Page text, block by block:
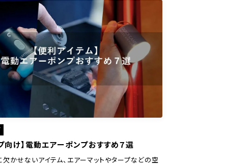
向け】電動エアーポンプおすすめ７選
欠かせないアイテム、エアーマットやタープなどの空